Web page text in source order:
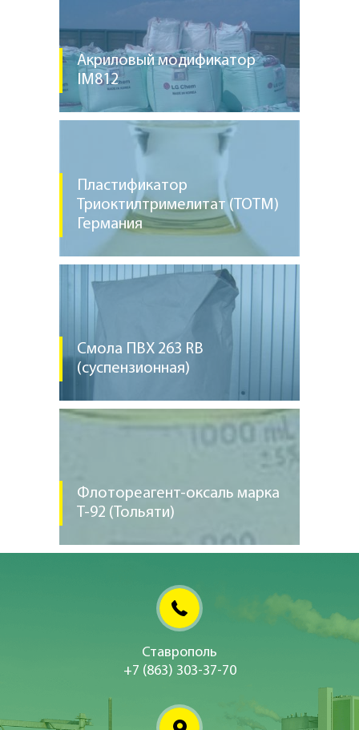
Акриловый модификатор
IM812
Пластификатор
Триоктилтримелитат (TOTM)
Германия
Смола ПВХ 263 RB
(суспензионная)
Флотореагент-оксаль марка
Т-92 (Тольяти)
Ставрополь
+7 (863) 303-37-70